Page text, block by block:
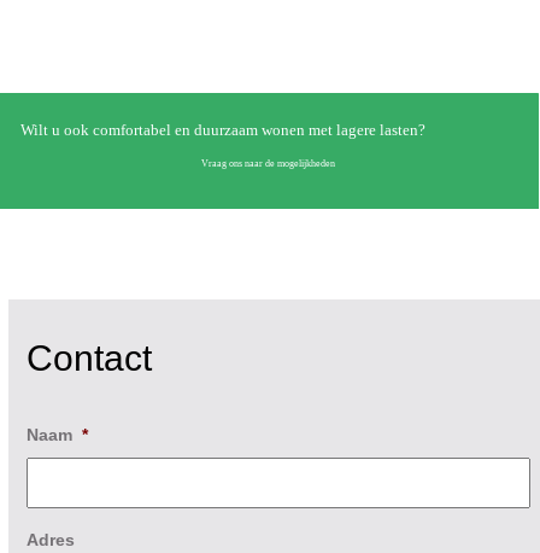
Wilt u ook comfortabel en duurzaam wonen met lagere lasten?
Vraag ons naar de mogelijkheden
Contact
Naam *
Adres